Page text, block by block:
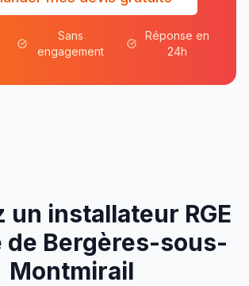
Sans
engagement
Réponse en
24h
un installateur RGE
de Bergères-sous-
Montmirail